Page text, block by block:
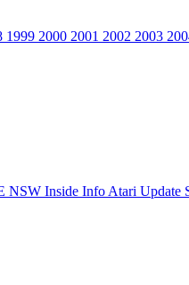
1999 2000 2001 2002 2003
NSW Inside Info Atari Update